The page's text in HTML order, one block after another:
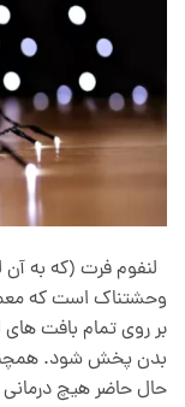
لنفوم فرت (که به
وحشتناک است که
بر روی تمام بافت های
بدن پخش شود.
حال حاضر هیچ